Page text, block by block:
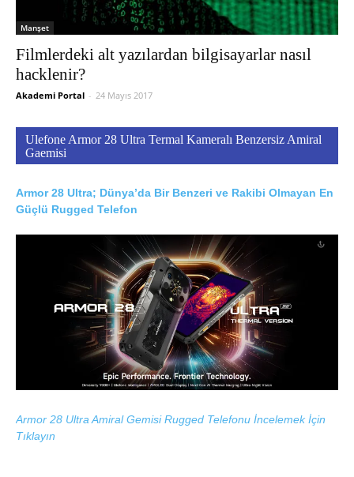
Manşet
Filmlerdeki alt yazılardan bilgisayarlar nasıl
hacklenir?
Akademi Portal - 24 Mayıs 2017
Ulefone Armor 28 Ultra Termal Kameralı Benzersiz Amiral
Gaemisi
Armor 28 Ultra; Dünya’da Bir Benzeri ve Rakibi Olmayan En
Güçlü Rugged Telefon
Armor 28 Ultra Amiral Gemisi Rugged Telefonu İncelemek İçin
Tıklayın